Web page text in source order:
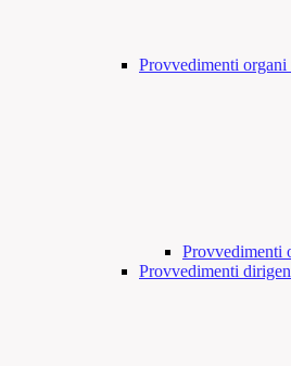
Provvedimenti
Provvedimenti
Provvedimenti